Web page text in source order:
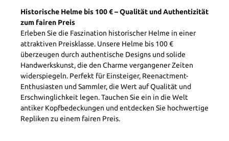
Historische Helme bis 100 € – Qualität und Authentizität
zum fairen Preis
Erleben Sie die Faszination historischer Helme in einer
attraktiven Preisklasse. Unsere Helme bis 100 €
überzeugen durch authentische Designs und solide
Handwerkskunst, die den Charme vergangener Zeiten
widerspiegeln. Perfekt für Einsteiger, Reenactment-
Enthusiasten und Sammler, die Wert auf Qualität und
Erschwinglichkeit legen. Tauchen Sie ein in die Welt
antiker Kopfbedeckungen und entdecken Sie hochwertige
Repliken zu einem fairen Preis.